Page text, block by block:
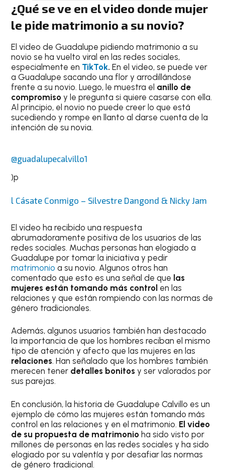
¿Qué se ve en el video donde mujer
le pide matrimonio a su novio?
El video de Guadalupe pidiendo matrimonio a su
novio se ha vuelto viral en las redes sociales,
especialmente en TikTok. En el video, se puede ver
a Guadalupe sacando una flor y arrodillándose
frente a su novio. Luego, le muestra el anillo de
compromisoy le pregunta si quiere casarse con ella.
Al principio, el novio no puede creer lo que está
sucediendo y rompe en llanto al darse cuenta de la
intención de su novia.
@guadalupecalvillo1
)p
l Cásate Conmigo – Silvestre Dangond & Nicky Jam
El video ha recibido una respuesta
abrumadoramente positiva de los usuarios de las
redes sociales. Muchas personas han elogiado a
Guadalupe por tomar la iniciativa y pedir
matrimonio a su novio. Algunos otros han
comentado que esto es una señal de que las
mujeres están tomando más control en las
relaciones y que están rompiendo con las normas de
género tradicionales.
Además, algunos usuarios también han destacado
la importancia de que los hombres reciban el mismo
tipo de atención y afecto que las mujeres en las
relaciones. Han señalado que los hombres también
merecen tener detalles bonitos y ser valorados por
sus parejas.
En conclusión, la historia de Guadalupe Calvillo es un
ejemplo de cómo las mujeres están tomando más
control en las relaciones y en el matrimonio. El video
de su propuesta de matrimonioha sido visto por
millones de personas en las redes sociales y ha sido
elogiado por su valentía y por desafiar las normas
de género tradicional.